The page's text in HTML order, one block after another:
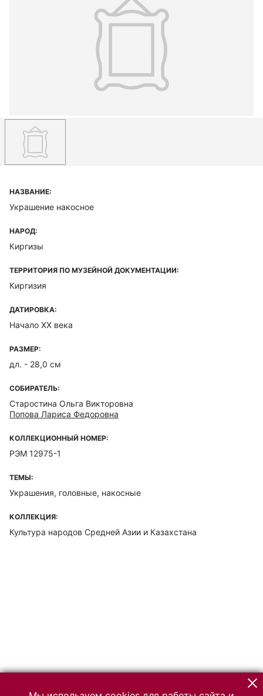
НАЗВАНИЕ:
Украшение накосное
НАРОД:
Киргизы
ТЕРРИТОРИЯ ПО МУЗЕЙНОЙ ДОКУМЕНТАЦИИ:
Киргизия
ДАТИРОВКА:
Начало ХХ века
РАЗМЕР:
дл. - 28,0 см
СОБИРАТЕЛЬ:
Старостина Ольга Викторовна
Попова Лариса Федоровна
КОЛЛЕКЦИОННЫЙ НОМЕР:
РЭМ 12975-1
ТЕМЫ:
Украшения, головные, накосные
КОЛЛЕКЦИЯ:
Культура народов Средней Азии и Казахстана